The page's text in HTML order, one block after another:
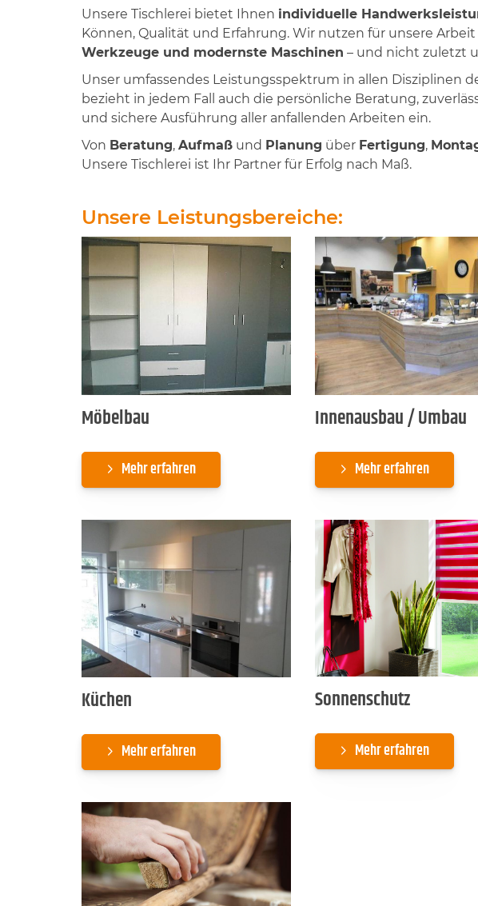
Unsere Tischlerei bietet Ihnen individuelle
Können, Qualität und Erfahrung. Wir nutzen für unsere Arbeit
Werkzeuge und modernste Maschinen – und nicht zuletzt
Unser umfassendes Leistungsspektrum in allen Disziplinen
bezieht in jedem Fall auch die persönliche Beratung,
und sichere Ausführung aller anfallenden Arbeiten ein.
Von Beratung, Aufmaß und Planung über Fertigung,
Unsere Tischlerei ist Ihr Partner für Erfolg nach Maß.
Unsere Leistungsbereiche:
Möbelbau
Mehr erfahren
Innenausbau / Umbau
Mehr erfahren
Küchen
Mehr erfahren
Sonnenschutz
Mehr erfahren